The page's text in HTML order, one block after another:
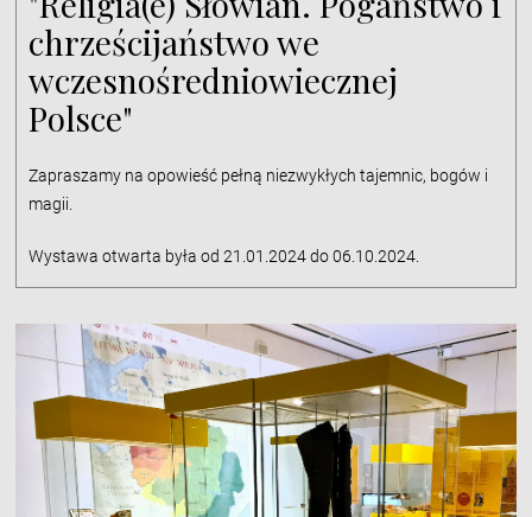
chrześcijaństwo we
wczesnośredniowiecznej
Polsce"
Zapraszamy na opowieść pełną niezwykłych tajemnic, bogów i
magii.
Wystawa otwarta była od 21.01.2024 do 06.10.2024.